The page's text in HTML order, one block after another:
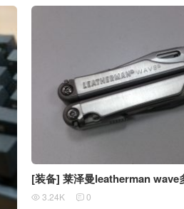
[装备] 莱泽曼leatherman wave
 3.24K  0